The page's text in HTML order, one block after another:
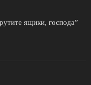
ящики, господа”